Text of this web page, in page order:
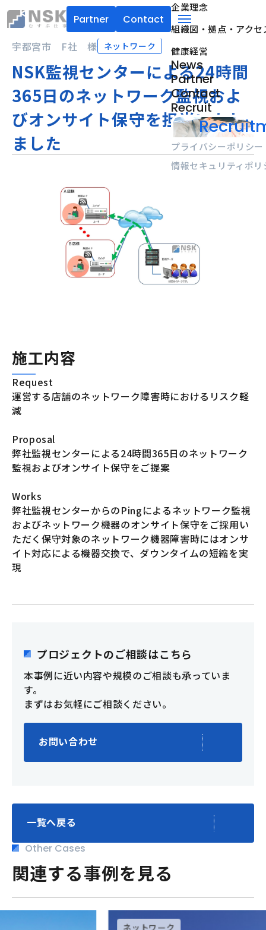
NSK株式会社
Partner Contact
menu
企業理念
組織図・拠点・アクセ
健康経営
News
Partner
Contact
Recruit
プライバシーポリシー
情報セキュリティポリ
宇都宮市 F社 様 ネットワーク
NSK監視センターによる24時間
365日のネットワーク監視およ
びオンサイト保守を担当いたし
ました
施工内容
Request
運営する店舗のネットワーク障害時におけるリスク軽
減
Proposal
弊社監視センターによる24時間365日のネットワーク
監視およびオンサイト保守をご提案
Works
弊社監視センターからのPingによるネットワーク監視
およびネットワーク機器のオンサイト保守をご採用い
ただく保守対象のネットワーク機器障害時にはオンサ
イト対応による機器交換で、ダウンタイムの短縮を実
現
プロジェクトのご相談はこちら
本事例に近い内容や規模のご相談も承っていま
す。
まずはお気軽にご相談ください。
お問い合わせ
一覧へ戻る
Other Cases
関連する事例を見る